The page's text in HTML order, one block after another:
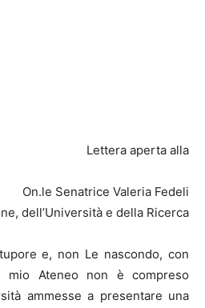
Lettera aperta alla
On.le Senatrice Valeria Fedeli
dell’Università e della Ricerca
e, non Le nascondo, con
mio Ateneo non è compreso
ammesse a presentare una